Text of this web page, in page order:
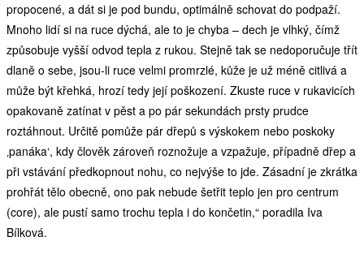
propocené, a dát si je pod bundu, optimálně schovat do podpaží.
Mnoho lidí si na ruce dýchá, ale to je chyba – dech je vlhký, čímž
způsobuje vyšší odvod tepla z rukou. Stejně tak se nedoporučuje třít
dlaně o sebe, jsou-li ruce velmi promrzlé, kůže je už méně citlivá a
může být křehká, hrozí tedy její poškození. Zkuste ruce v rukavicích
opakovaně zatínat v pěst a po pár sekundách prsty prudce
roztáhnout. Určitě pomůže pár dřepů s výskokem nebo poskoky
‚panáka‘, kdy člověk zároveň roznožuje a vzpažuje, případně dřep a
při vstávání předkopnout nohu, co nejvýše to jde. Zásadní je zkrátka
prohřát tělo obecně, ono pak nebude šetřit teplo jen pro centrum
(core), ale pustí samo trochu tepla i do končetin,“ poradila Iva
Bílková.